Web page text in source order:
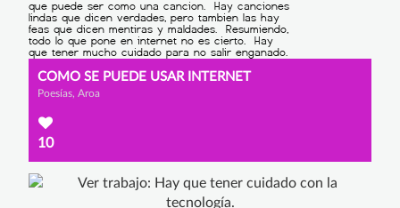
COMO SE PUEDE USAR INTERNET
Poesías, Aroa
10